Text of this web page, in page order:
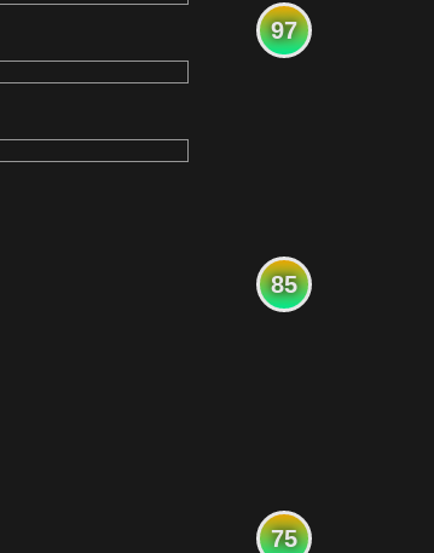
97
85
75